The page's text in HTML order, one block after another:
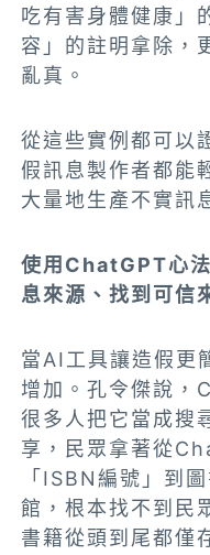
吃有害身體健康」
容」的註明拿除，
亂真。
從這些實例都可以
假訊息製作者都能
大量地生產不實訊
使用ChatGPT心
息來源、找到可信
當AI工具讓造假更
增加。孔令傑說，
很多人把它當成搜
享，民眾拿著從
「ISBN編號」到
館，根本找不到民
書籍從頭到尾都僅